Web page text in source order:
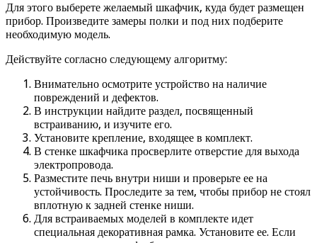
Для этого выберете желаемый шкафчик, куда будет размещен
прибор. Произведите замеры полки и под них подберите
необходимую модель.
Действуйте согласно следующему алгоритму:
Внимательно осмотрите устройство на наличие
повреждений и дефектов.
В инструкции найдите раздел, посвященный
встраиванию, и изучите его.
Установите крепление, входящее в комплект.
В стенке шкафчика просверлите отверстие для выхода
электропровода.
Разместите печь внутри ниши и проверьте ее на
устойчивость. Проследите за тем, чтобы прибор не стоял
вплотную к задней стенке ниши.
Для встраиваемых моделей в комплекте идет
специальная декоративная рамка. Установите ее. Если